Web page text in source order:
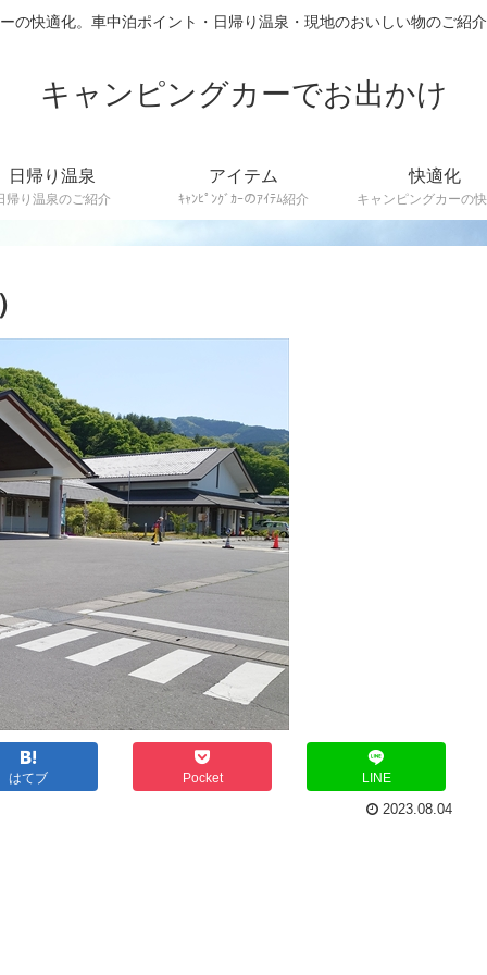
ーの快適化。車中泊ポイント・日帰り温泉・現地のおいしい物の
キャンピングカーでお出かけ
日帰り温泉
帰り温泉のご紹介
アイテム
ｷｬﾝﾋﾟﾝｸﾞｶｰのｱｲﾃﾑ紹介
快適化
キャンピングカーの
はてブ Pocket LINE
2023.08.04